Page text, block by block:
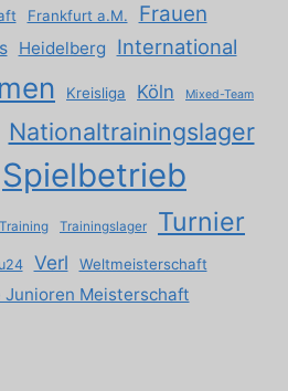
Frankfurt a.M. Frauen
Heidelberg International
Kreisliga Köln Mixed-Team
Nationaltrainingslager
Spielbetrieb
Training Trainingslager Turnier
u24 Verl Weltmeisterschaft
Junioren Meisterschaft